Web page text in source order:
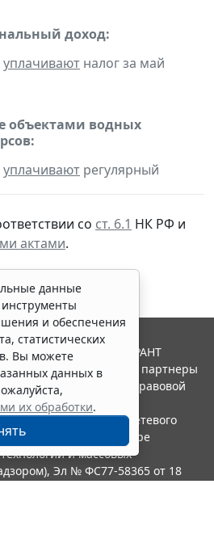
доход:
уплачивают налог за май
объектами водных
уплачивают регулярный
со ст. 6.1 НК РФ и
актами.
данные
и обеспечения
статистических
Вы можете
данных в
их обработки.
2026. Система ГАРАНТ
Компания "Гарант" и ее партнеры
ассоциации правовой
в качестве сетевого
по надзору в сфере
и массовых
Эл № ФС77-58365 от 18